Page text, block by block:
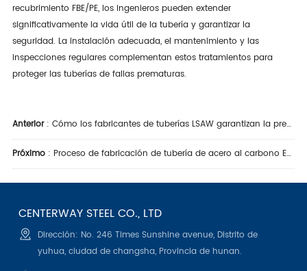
recubrimiento FBE/PE, los ingenieros pueden extender
significativamente la vida útil de la tubería y garantizar la
seguridad. La instalación adecuada, el mantenimiento y las
inspecciones regulares complementan estos tratamientos para
proteger las tuberías de fallas prematuras.
Anterior: Cómo los fabricantes de tuberías LSAW garantizan la precisión dimensional y la calidad de la soldadura
Próximo: Proceso de fabricación de tubería de acero al carbono ERW: desde la bobina hasta el producto terminado
CENTERWAY STEEL CO., LTD
Dirección: No. 246 Times Sunshine avenue, Distrito de
yuhua, ciudad de changsha, Provincia de hunan.